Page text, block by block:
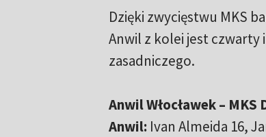
Dzięki zwycięstwu MKS
Anwil z kolei jest czwarty
zasadniczego.
Anwil Włocławek –
Anwil: Ivan Almeida 16,